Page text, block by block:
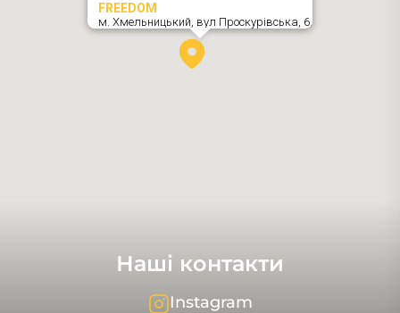
Наші контакти
Instagram
FREEDOM
м. Хмельницький, вул Проскурівська, 6,